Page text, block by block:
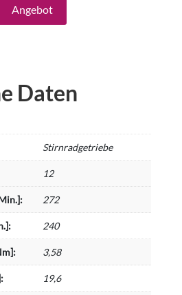
Angebot
Daten
Stirnradgetriebe
12
272
240
3,58
19,6